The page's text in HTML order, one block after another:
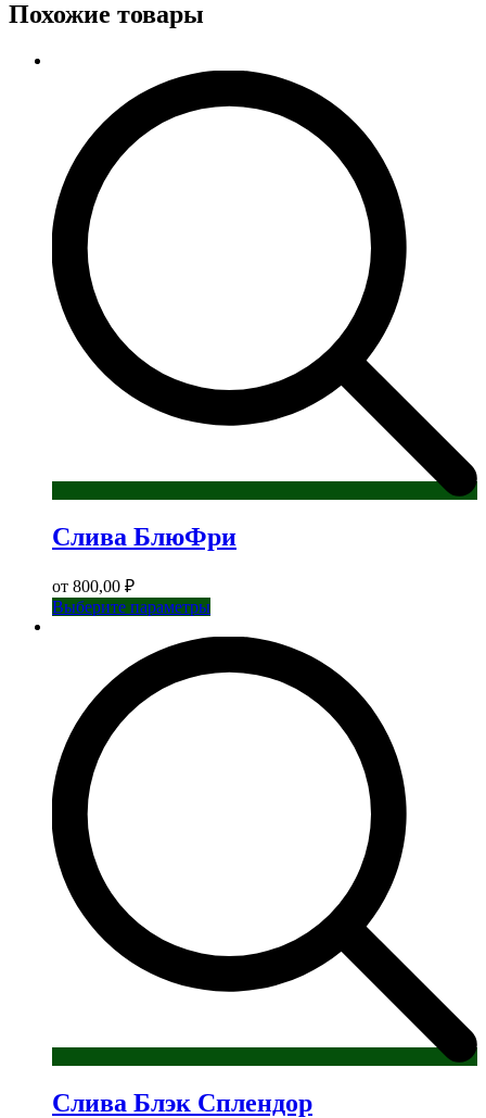
Похожие товары
Слива БлюФри
от 800,00 ₽
Выберите параметрыЭтот
вариаций.
Слива Блэк Сплендор